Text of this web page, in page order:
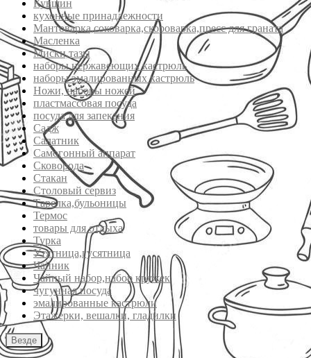
Кувшин
кухонные принадлежности
Мантоварка,соковарка,скороварка,пресс для граната
Масленка
Миски,тазы
наборы нержавеющих кастрюль
наборы эмалированных кастрюль
Ножи, наборы ножей
пластмассовая посуда
посуда для запекания
Садж
Салатник
Самогонный аппарат
Сковорода
Стакан
Столовый сервиз
Тарелка,бульоницы
Термос
товары для отдыха
Турка
Утятница,гусятница
Чайник
Чайный набор,набор кружек
чугунная посуда
эмалированные кастрюли
Этажерки, вешалки, гладилки
Везде